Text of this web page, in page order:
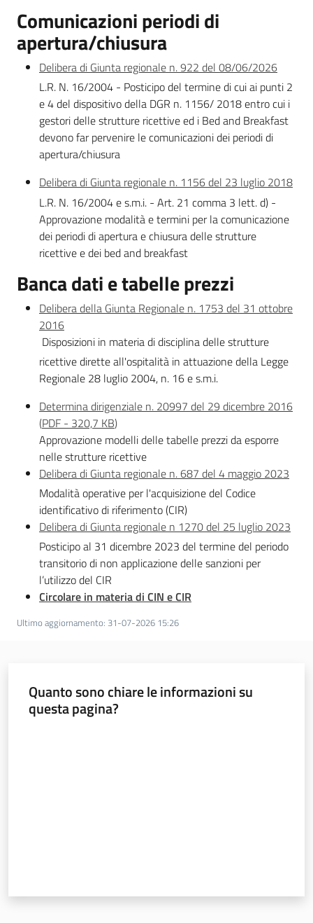
Comunicazioni periodi di
apertura/chiusura
Delibera di Giunta regionale n. 922 del 08/06/2026
L.R. N. 16/2004 - Posticipo del termine di cui ai punti 2
e 4 del dispositivo della DGR n. 1156/ 2018 entro cui i
gestori delle strutture ricettive ed i Bed and Breakfast
devono far pervenire le comunicazioni dei periodi di
apertura/chiusura
Delibera di Giunta regionale n. 1156 del 23 luglio 2018
L.R. N. 16/2004 e s.m.i. - Art. 21 comma 3 lett. d) -
Approvazione modalità e termini per la comunicazione
dei periodi di apertura e chiusura delle strutture
ricettive e dei bed and breakfast
Banca dati e tabelle prezzi
Delibera della Giunta Regionale n. 1753 del 31 ottobre
2016
Disposizioni in materia di disciplina delle strutture
ricettive dirette all'ospitalità in attuazione della Legge
Regionale 28 luglio 2004, n. 16 e s.m.i.
Determina dirigenziale n. 20997 del 29 dicembre 2016
(PDF - 320,7 KB)
Approvazione modelli delle tabelle prezzi da esporre
nelle strutture ricettive
Delibera di Giunta regionale n. 687 del 4 maggio 2023
Modalità operative per l'acquisizione del Codice
identificativo di riferimento (CIR)
Delibera di Giunta regionale n 1270 del 25 luglio 2023
Posticipo al 31 dicembre 2023 del termine del periodo
transitorio di non applicazione delle sanzioni per
l’utilizzo del CIR
Circolare in materia di CIN e CIR
Ultimo aggiornamento: 31-07-2026 15:26
Quanto sono chiare le informazioni su
questa pagina?